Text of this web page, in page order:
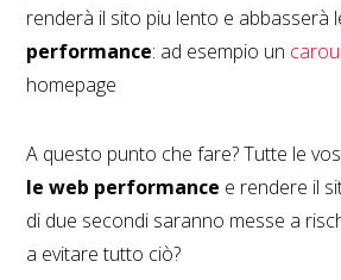
renderà il sito piu lento e abbasserà
performance: ad esempio un
homepage
A questo punto che fare? Tutte le
le web performance e rendere il
di due secondi saranno messe a
a evitare tutto ciò?